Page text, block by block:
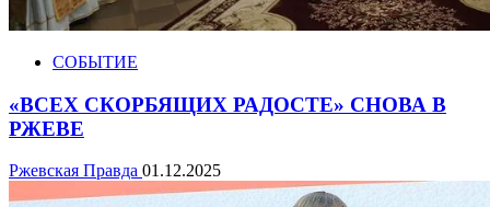
СОБЫТИЕ
«ВСЕХ СКОРБЯЩИХ РАДОСТЕ» СНОВА В
РЖЕВЕ
Ржевская Правда 01.12.2025